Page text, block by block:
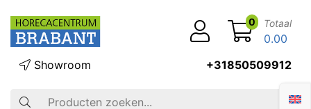
Zoek op
Showroom +31850509912
0 Totaal
0.00